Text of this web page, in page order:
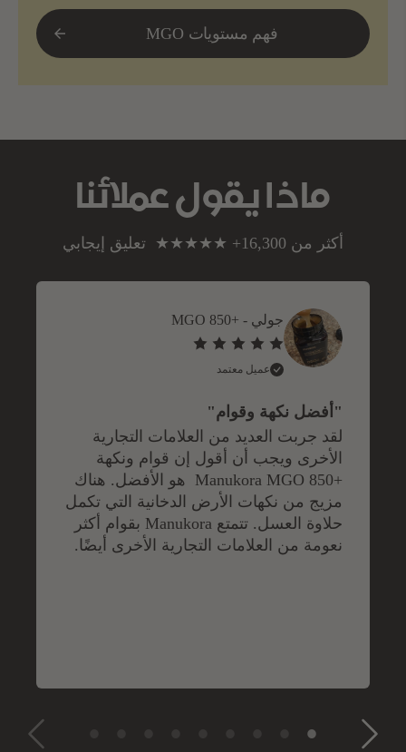
فهم مستويات MGO
ماذا يقول عملائنا
أكثر من 16,300+ ★★★★★ تعليق إيجابي
جولي - +MGO 850
عميل معتمد
" أفضل نكهة وقوام"
لقد جربت العديد من العلامات التجارية
الأخرى ويجب أن أقول إن قوام ونكهة
+Manukora MGO 850 هو الأفضل. هناك
مزيج من نكهات الأرض الدخانية التي تكمل
حلاوة العسل. تتمتع Manukora بقوام أكثر
نعومة من العلامات التجارية الأخرى أيضًا.